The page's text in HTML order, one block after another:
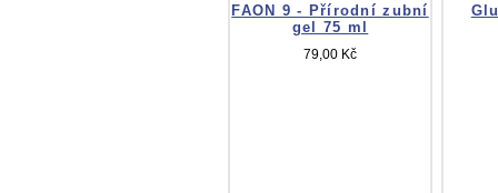
FAON 9 - Přírodní zubní
gel 75 ml
79,00 Kč